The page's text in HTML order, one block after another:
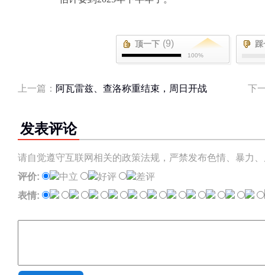
顶一下 (9)
100%
下
上一篇： 阿瓦雷兹、查洛称重结束，周日开战
发表评论
请自觉遵守互联网相关的政策法规，严禁发布色情、暴力
评价:
中立 好评
差评
表情: